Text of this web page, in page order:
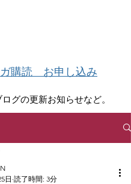
購読 お申し込み
グの更新お知らせなど。
日 読了時間: 3分